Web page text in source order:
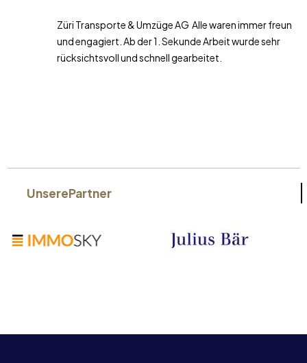
Züri Transporte & Umzüge AG Alle waren immer freundlich
und engagiert. Ab der 1. Sekunde Arbeit wurde sehr
rücksichtsvoll und schnell gearbeitet.
UnserePartner